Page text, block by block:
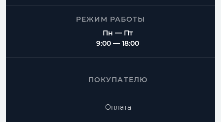
РЕЖИМ РАБОТЫ
Пн — Пт
9:00 — 18:00
ПОКУПАТЕЛЮ
Оплата